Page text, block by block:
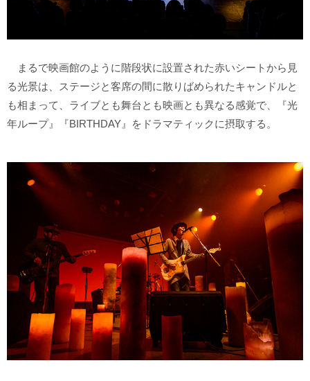
まるで映画館のように階段状に設置された赤いシートから見
る光景は、ステージと客席の間に散りばめられたキャンドルと
も相まって、ライブとも舞台とも映画とも異なる感覚で、『光
年ループ』『BIRTHDAY』をドラマティックに摂取する。